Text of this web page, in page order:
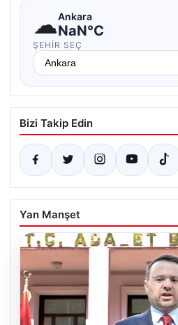
☁Ankara
NaN°C
ŞEHIR SEÇ
Bizi Takip Edin
Yan Manşet